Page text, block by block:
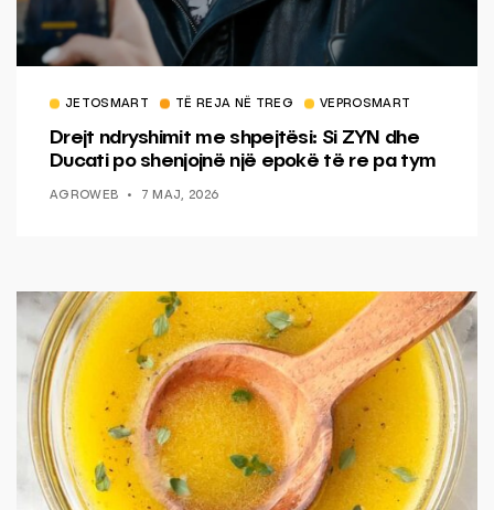
JETOSMART TË REJA NË TREG VEPROSMART
Drejt ndryshimit me shpejtësi: Si ZYN dhe
Ducati po shenjojnë një epokë të re pa tym
AGROWEB 7 MAJ, 2026